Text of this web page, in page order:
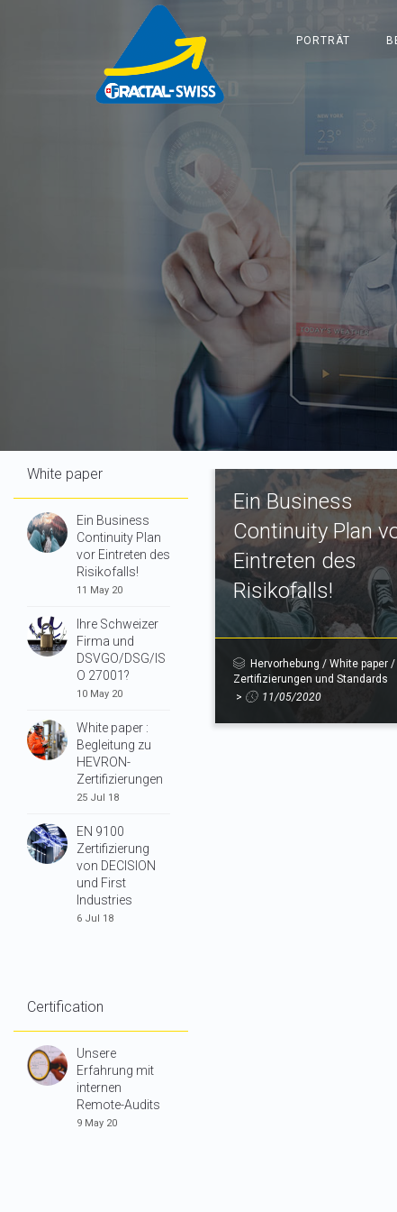
PORTRÄT
White paper
Ein Business
Continuity Plan
vor Eintreten des
Risikofalls!
11 May 20
Ihre Schweizer
Firma und
DSVGO/DSG/IS
O 27001?
10 May 20
White paper :
Begleitung zu
HEVRON-
Zertifizierungen
25 Jul 18
EN 9100
Zertifizierung
von DECISION
und First
Industries
6 Jul 18
Certification
Unsere
Erfahrung mit
internen
Remote-Audits
9 May 20
Ein Business
Continuity Plan
Eintreten des
Risikofalls!
Hervorhebung / White paper /
Zertifizierungen und Standards
>
11/05/2020